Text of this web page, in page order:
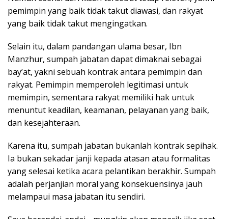
pemimpin yang baik tidak takut diawasi, dan rakyat
yang baik tidak takut mengingatkan.
Selain itu, dalam pandangan ulama besar, Ibn
Manzhur, sumpah jabatan dapat dimaknai sebagai
bay’at, yakni sebuah kontrak antara pemimpin dan
rakyat. Pemimpin memperoleh legitimasi untuk
memimpin, sementara rakyat memiliki hak untuk
menuntut keadilan, keamanan, pelayanan yang baik,
dan kesejahteraan.
Karena itu, sumpah jabatan bukanlah kontrak sepihak.
Ia bukan sekadar janji kepada atasan atau formalitas
yang selesai ketika acara pelantikan berakhir. Sumpah
adalah perjanjian moral yang konsekuensinya jauh
melampaui masa jabatan itu sendiri.